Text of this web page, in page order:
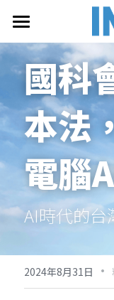
首頁
關於InfoAI
訂閱電子報
最新文章
搜索
email聯
國科
本法
電腦
AI時代的台
2024年8月31日 ·